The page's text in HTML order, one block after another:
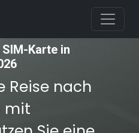
Karte in
Reise nach
mit